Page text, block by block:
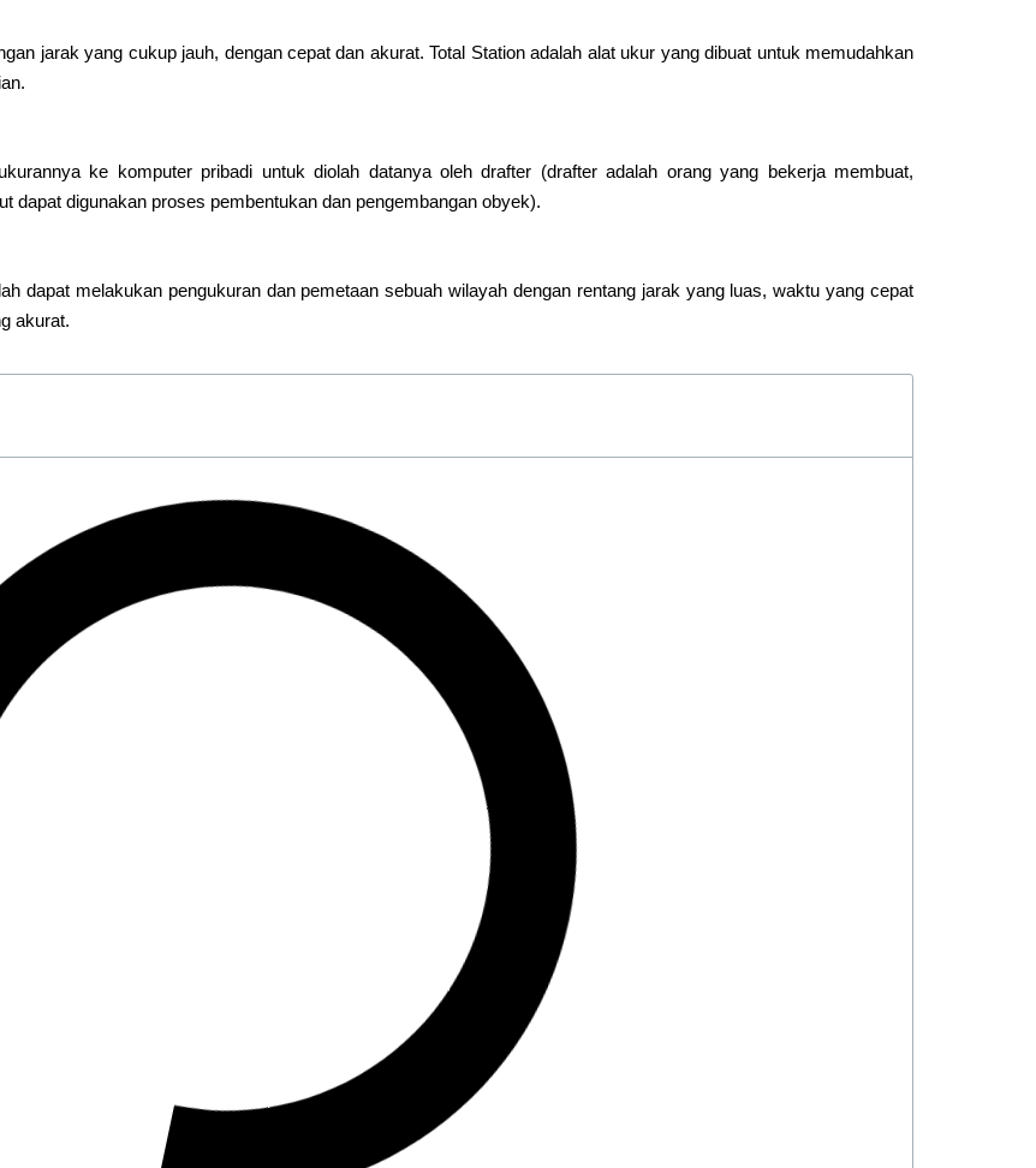
jarak yang cukup jauh, dengan cepat dan akurat. Total Station adalah alat ukur yang dibuat untuk memudahkan
ke komputer pribadi untuk diolah datanya oleh drafter (drafter adalah orang yang bekerja membuat,
dapat digunakan proses pembentukan dan pengembangan obyek).
dapat melakukan pengukuran dan pemetaan sebuah wilayah dengan rentang jarak yang luas, waktu yang cepat
akurat.